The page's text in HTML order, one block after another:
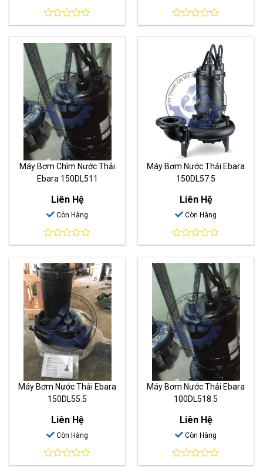
0
out
of
0
out
Máy Bơm Chìm Nước Thải
Ebara 150DL511
Liên Hệ
Còn Hàng
0
out
of
5
Máy Bơm Nước Thải Ebara
150DL57.5
Liên Hệ
Còn Hàng
0
out
of
Máy Bơm Nước Thải Ebara
150DL55.5
Liên Hệ
Còn Hàng
0
Máy Bơm Nước Thải Ebara
100DL518.5
Liên Hệ
Còn Hàng
0